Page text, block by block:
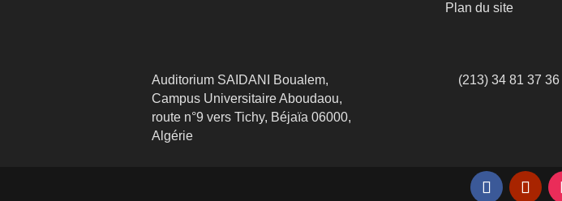
Plan du site
Auditorium SAIDANI Boualem,
Campus Universitaire Aboudaou,
route n°9 vers Tichy, Béjaïa 06000,
Algérie
(213) 34 81 37 36